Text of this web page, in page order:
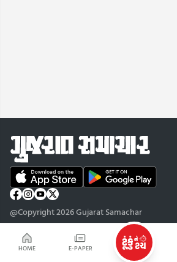
HOME E-PAPER
@Copyright 2026 Gujarat Samachar